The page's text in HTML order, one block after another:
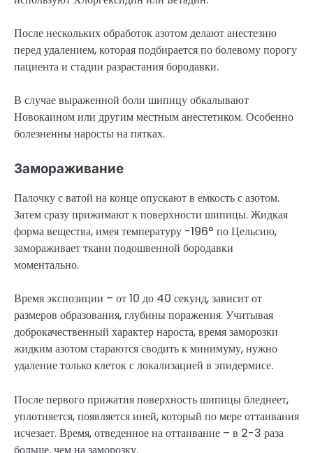
После нескольких обработок азотом делают анестезию
перед удалением, которая подбирается по болевому порогу
пациента и стадии разрастания бородавки.
В случае выраженной боли шипицу обкалывают
Новокаином или другим местным анестетиком. Особенно
болезненны наросты на пятках.
Замораживание
Палочку с ватой на конце опускают в емкость с азотом.
Затем сразу прижимают к поверхности шипицы. Жидкая
форма вещества, имея температуру -196° по Цельсию,
замораживает ткани подошвенной бородавки
моментально.
Время экспозиции – от 10 до 40 секунд, зависит от
размеров образования, глубины поражения. Учитывая
доброкачественный характер нароста, время заморозки
жидким азотом стараются сводить к минимуму, нужно
удаление только клеток с локализацией в эпидермисе.
После первого прижатия поверхность шипицы бледнеет,
уплотняется, появляется иней, который по мере оттаивания
исчезает. Время, отведенное на оттаивание – в 2-3 раза
больше, чем на заморозку.